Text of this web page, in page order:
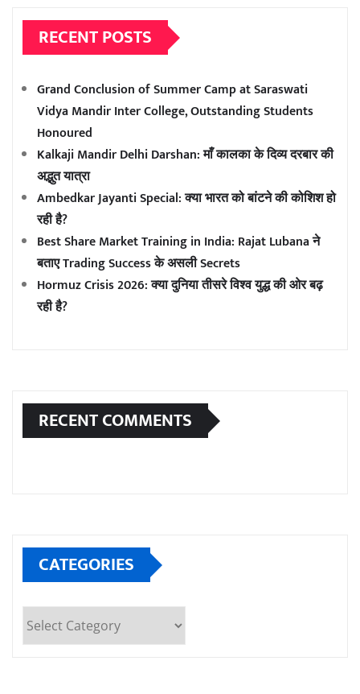
RECENT POSTS
Grand Conclusion of Summer Camp at Saraswati
Vidya Mandir Inter College, Outstanding Students
Honoured
Kalkaji Mandir Delhi Darshan: माँ कालका के दिव्य दरबार की
अद्भुत यात्रा
Ambedkar Jayanti Special: क्या भारत को बांटने की कोशिश हो
रही है?
Best Share Market Training in India: Rajat Lubana ने
बताए Trading Success के असली Secrets
Hormuz Crisis 2026: क्या दुनिया तीसरे विश्व युद्ध की ओर बढ़
रही है?
RECENT COMMENTS
CATEGORIES
Categories